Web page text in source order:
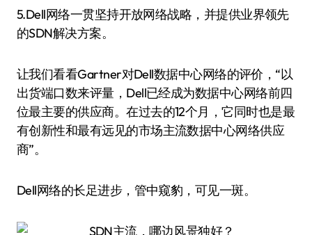
5.Dell网络一贯坚持开放网络战略，并提供业界领先
的SDN解决方案。
让我们看看Gartner对Dell数据中心网络的评价，“以
出货端口数来评量，Dell已经成为数据中心网络前四
位最主要的供应商。在过去的12个月，它同时也是最
有创新性和最有远见的市场主流数据中心网络供应
商”。
Dell网络的长足进步，管中窥豹，可见一斑。